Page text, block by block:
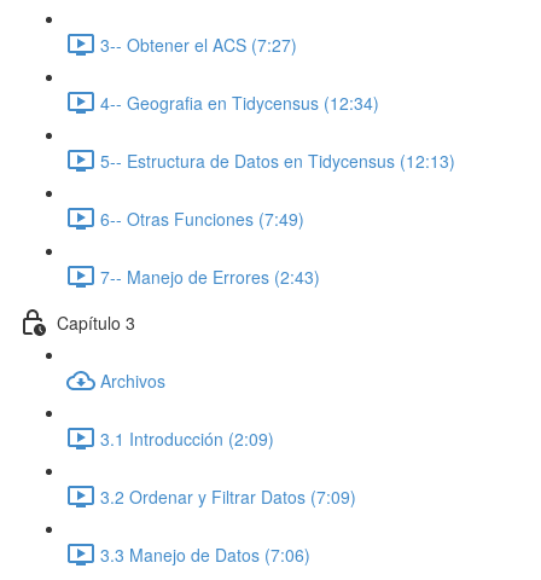
3-- Obtener el ACS (7:27)
4-- Geografia en Tidycensus (12:34)
5-- Estructura de Datos en Tidycensus (12:13)
6-- Otras Funciones (7:49)
7-- Manejo de Errores (2:43)
Capítulo 3
Archivos
3.1 Introducción (2:09)
3.2 Ordenar y Filtrar Datos (7:09)
3.3 Manejo de Datos (7:06)